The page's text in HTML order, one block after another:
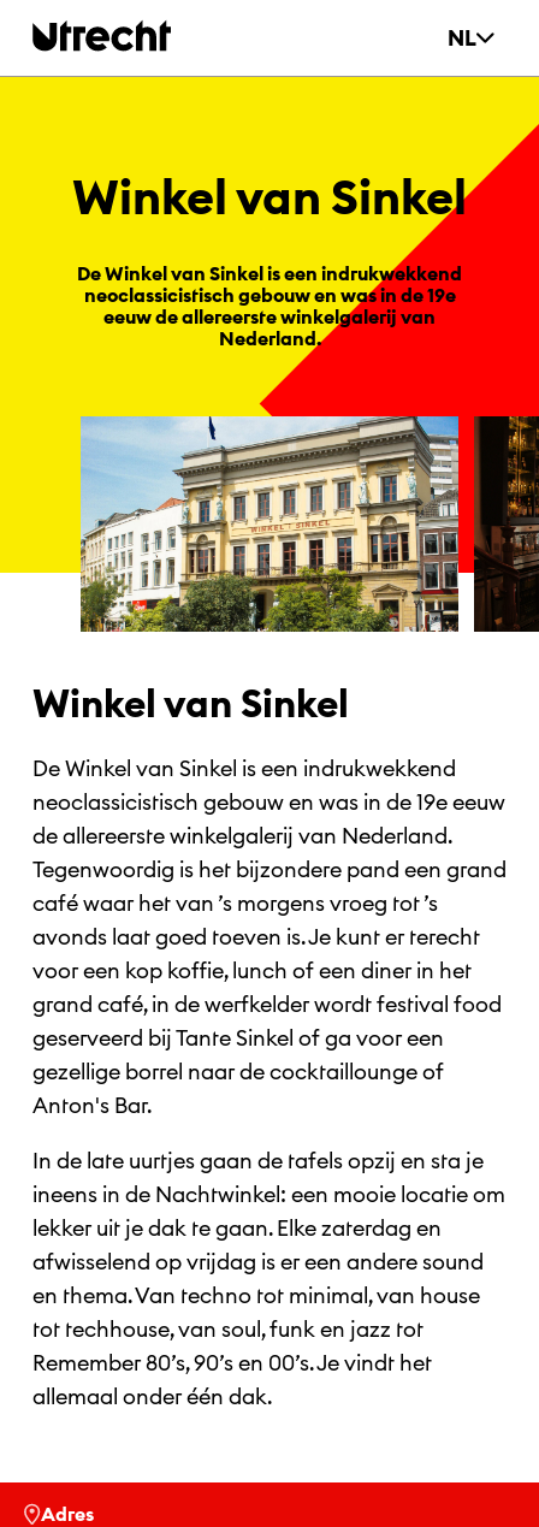
NL
Win­kel van Sin­kel
De Winkel van Sinkel is een indrukwekkend
neoclassicistisch gebouw en was in de 19e
eeuw de allereerste winkelgalerij van
Nederland.
Winkel van Sinkel
De Winkel van Sinkel is een indrukwekkend
neoclassicistisch gebouw en was in de 19e eeuw
de allereerste winkelgalerij van Nederland.
Tegenwoordig is het bijzondere pand een grand
café waar het van ’s morgens vroeg tot ’s
avonds laat goed toeven is. Je kunt er terecht
voor een kop koffie, lunch of een diner in het
grand café, in de werfkelder wordt festival food
geserveerd bij Tante Sinkel of ga voor een
gezellige borrel naar de cocktaillounge of
Anton's Bar.
In de late uurtjes gaan de tafels opzij en sta je
ineens in de Nachtwinkel: een mooie locatie om
lekker uit je dak te gaan. Elke zaterdag en
afwisselend op vrijdag is er een andere sound
en thema. Van techno tot minimal, van house
tot techhouse, van soul, funk en jazz tot
Remember 80’s, 90’s en 00’s. Je vindt het
allemaal onder één dak.
Adres